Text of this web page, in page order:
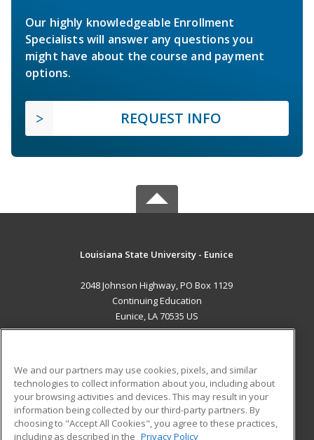
Our highly knowledgeable Enrollment
Specialists will answer any questions you
might have about the course and payment
options.
REQUEST INFO
Louisiana State University - Eunice
2048 Johnson Highway, PO Box 1129
Continuing Education
Eunice, LA 70535 US
ADDITIONAL RESOURCES
Military
Financial Assistance
Student Blog
We and our partners may use cookies, pixels, and similar
technologies to collect information about you, including about
your browsing activities and devices. This may result in your
information being collected by our third-party partners. By
choosing to "Accept All Cookies", you agree to these practices,
including as described in the Privacy Policy